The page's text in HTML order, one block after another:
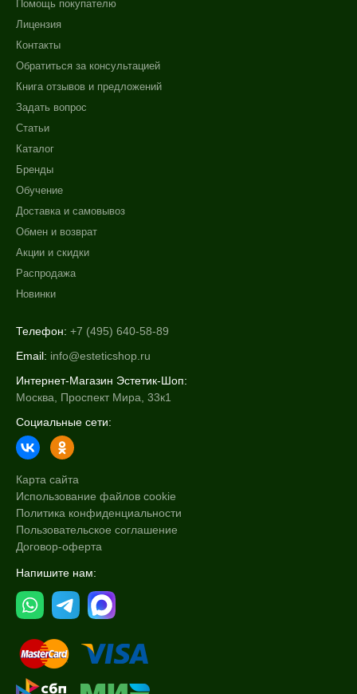
Помощь покупателю
Лицензия
Контакты
Обратиться за консультацией
Книга отзывов и предложений
Задать вопрос
Статьи
Каталог
Бренды
Обучение
Доставка и самовывоз
Обмен и возврат
Акции и скидки
Распродажа
Новинки
Телефон: +7 (495) 640-58-89
Email: info@esteticshop.ru
Интернет-Магазин Эстетик-Шоп:
Москва, Проспект Мира, 33к1
Социальные сети:
Карта сайта
Использование файлов cookie
Политика конфиденциальности
Пользовательское соглашение
Договор-оферта
Напишите нам: